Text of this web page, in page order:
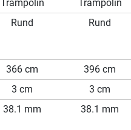
Trampolin
Trampolin
Rund Rund
366 cm
396 cm
3 cm
3 cm
38.1 mm 38.1 mm